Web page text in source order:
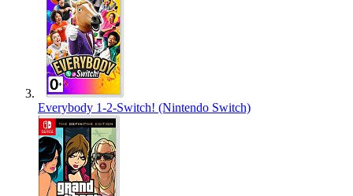
Everybody 1-2-Switch! (Nintendo Switch)